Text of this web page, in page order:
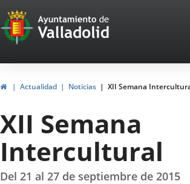
Portal
Web
del
Ayuntamiento
de
Valladolid
InicioActualidad Noticias XII Semana
XII Semana
Intercultural
Del 21 al 27 de septiembre de 2015